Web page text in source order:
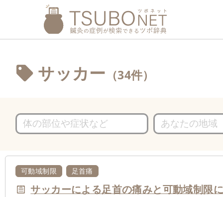
サッカー （34件）
可動域制限 足首痛
サッカーによる足首の痛みと可動域制限